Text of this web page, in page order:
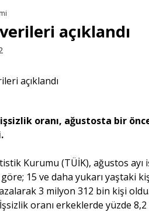
açıklandı
oranı, ağustosta bir
Kurumu (TÜİK), ağustos ayı
15 ve daha yukarı yaştaki
3 milyon 312 bin kişi
oranı erkeklerde yüzde